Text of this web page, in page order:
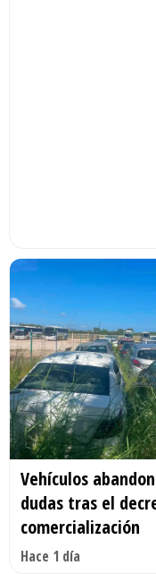
Vehículos
dudas tras el
comercialización
Hace 1 día